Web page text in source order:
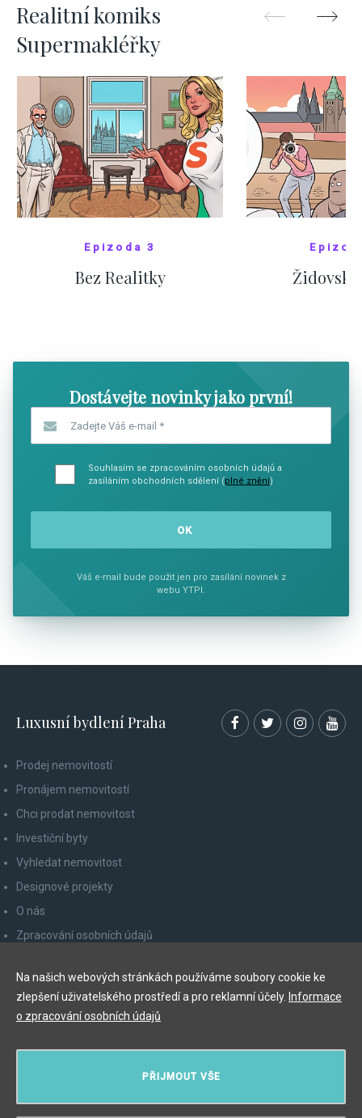
Realitní komiks
Supermakléřky
Epizoda 3
Bez Realitky
Dostávejte novinky jako první!
Souhlasím se zpracováním osobních údajů a
zasíláním obchodních sdělení (plné znění)
Váš e-mail bude použit jen pro zasílání novinek z
webu YTPI.
Luxusní bydlení Praha
Prodej nemovitostí
Pronájem nemovitostí
Chci prodat nemovitost
Investiční byty
Vyhledat nemovitost
Designové projekty
O nás
Zpracování osobních údajů
Odhlášení z newsletteru
Myslíková 245/3, 110 00 Praha 1
PŘIJMOUT VŠE
Na našich webových stránkách používáme soubory cookie ke
zlepšení uživatelského prostředí a pro reklamní účely. Informace
o zpracování osobních údajů